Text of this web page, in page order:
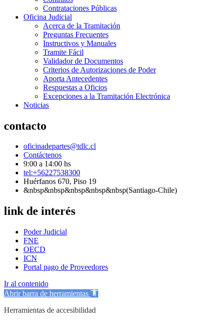
Contrataciones Públicas
Oficina Judicial
Acerca de la Tramitación
Preguntas Frecuentes
Instructivos y Manuales
Tramite Fácil
Validador de Documentos
Criterios de Autorizaciones de Poder
Aporta Antecedentes
Respuestas a Oficios
Excepciones a la Tramitación Electrónica
Noticias
contacto
oficinadepartes@tdlc.cl
Contáctenos
9:00 a 14:00 hs
tel:+56227538300
Huérfanos 670, Piso 19
&nbsp&nbsp&nbsp&nbsp&nbsp(Santiago-Chile)
link de interés
Poder Judicial
FNE
OECD
ICN
Portal pago de Proveedores
Ir al contenido
Abrir barra de herramientas
Herramientas de accesibilidad